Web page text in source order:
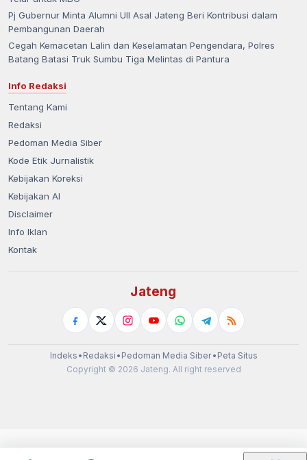
Pj Gubernur Minta Alumni UII Asal Jateng Beri Kontribusi dalam
Pembangunan Daerah
Cegah Kemacetan Lalin dan Keselamatan Pengendara, Polres
Batang Batasi Truk Sumbu Tiga Melintas di Pantura
Info Redaksi
Tentang Kami
Redaksi
Pedoman Media Siber
Kode Etik Jurnalistik
Kebijakan Koreksi
Kebijakan AI
Disclaimer
Info Iklan
Kontak
Jateng
Indeks • Redaksi • Pedoman Media Siber• Peta Situs
Copyright © 2026 Jateng. All right reserved